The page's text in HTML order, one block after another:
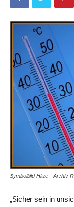
Symbolbild Hitze - Archiv
„Sicher sein in